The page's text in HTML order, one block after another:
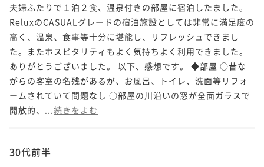
夫婦ふたりで１泊２食、温泉付きの部屋に宿泊したました。
ReluxのCASUALグレードの宿泊施設としては非常に満足度の
高く、温泉、食事等十分に堪能し、リフレッシュできまし
た。またホスピタリティもよく気持ちよく利用できました。
ありがとうございました。 以下、感想です。 ◆部屋 ○昔な
がらの客室の名残があるが、お風呂、トイレ、洗面等リフォ
ームされていて問題なし ○部屋の川沿いの窓が全面ガラスで
開放的、... 続きをよむ
30代前半